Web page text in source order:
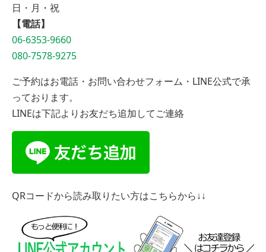
日・月・祝
【電話】
06-6353-9660
080-7578-9275
ご予約はお電話・お問い合わせフォーム・LINE公式で承
っております。
LINEは下記よりお友だち追加してご連絡
QRコードから読み取りたい方はこちらから↓↓